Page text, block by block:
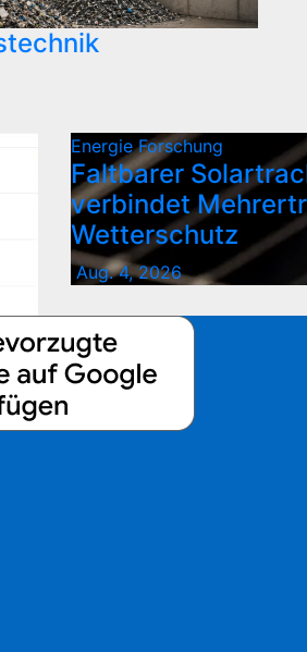
EnergieForschung
Faltbarer
verbindet
Wetterschutz
Aug. 4, 2026